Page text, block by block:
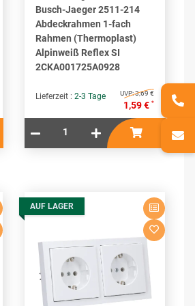
Busch-Jaeger 2511-214
Abdeckrahmen 1-fach
Rahmen (Thermoplast)
Alpinweiß Reflex SI
2CKA001725A0928
Lieferzeit : 2-3 Tage UVP:3,69 €
1,59 € *
AUF LAGER